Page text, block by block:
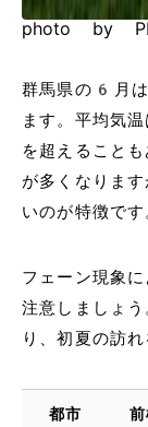
photo by
群馬県の6月は
ます。平均
を超えること
が多くなりま
いのが特徴です
フェーン現象
注意しましょ
り、初夏の訪
都市